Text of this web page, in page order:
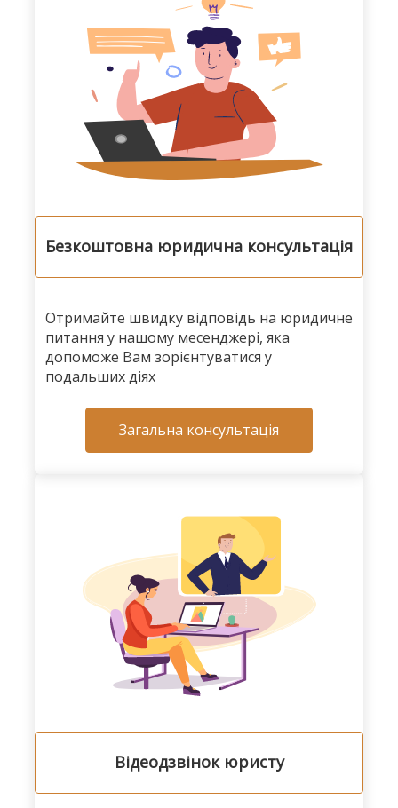
Безкоштовна юридична консультація
Отримайте швидку відповідь на юридичне
питання у нашому месенджері, яка
допоможе Вам зорієнтуватися у
подальших діях
Загальна консультація
Відеодзвінок юристу